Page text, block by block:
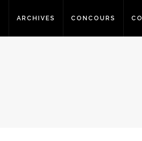
ARCHIVES CONCOURS